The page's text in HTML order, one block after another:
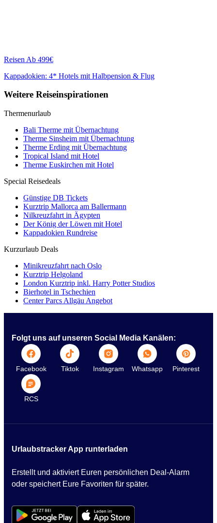
Reisen Ab 499€
Kappadokien: 4* Hotels mit Halbpension & Flug
Weitere Reiseinspirationen
Thermenurlaub
Bali Therme mit Übernachtung
Therme Sinsheim mit Übernachtung
Therme Erding mit Übernachtung
Tropical Island mit Hotel
Therme Euskirchen mit Hotel
Special Reisedeals
Günstige DB Tickets
Kurztrip Mallorca am Ballermann
Nilkreuzfahrt in Ägypten
Der König der Löwen mit Hotel
Kappadokien Rundreise
Kurzurlaub Deals
Minikreuzfahrt nach Oslo
Kurztrip Helgoland
London Kurztrip inkl. Harry Potter Studios
Bierhotel in Tschechien
Center Parcs Allgäu Angebot